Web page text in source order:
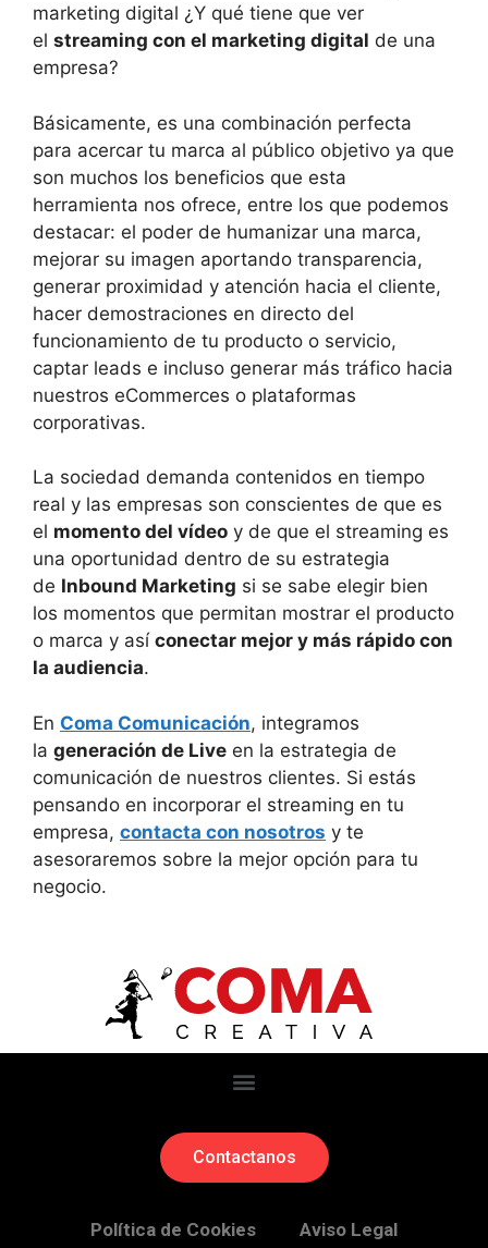
marketing digital ¿Y qué tiene que ver
el streaming con el marketing digital de una
empresa?
Básicamente, es una combinación perfecta
para acercar tu marca al público objetivo ya que
son muchos los beneficios que esta
herramienta nos ofrece, entre los que podemos
destacar: el poder de humanizar una marca,
mejorar su imagen aportando transparencia,
generar proximidad y atención hacia el cliente,
hacer demostraciones en directo del
funcionamiento de tu producto o servicio,
captar leads e incluso generar más tráfico hacia
nuestros eCommerces o plataformas
corporativas.
La sociedad demanda contenidos en tiempo
real y las empresas son conscientes de que es
el momento del vídeo y de que el streaming es
una oportunidad dentro de su estrategia
de Inbound Marketing si se sabe elegir bien
los momentos que permitan mostrar el producto
o marca y así conectar mejor y más rápido con
la audiencia.
En Coma Comunicación, integramos
la generación de Live en la estrategia de
comunicación de nuestros clientes. Si estás
pensando en incorporar el streaming en tu
empresa, contacta con nosotros y te
asesoraremos sobre la mejor opción para tu
negocio.
Política de Cookies Aviso Legal
Contactanos